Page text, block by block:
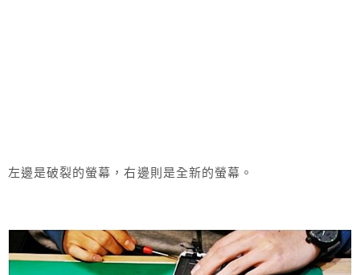
左邊是破裂的螢幕，右邊則是全新的螢幕。